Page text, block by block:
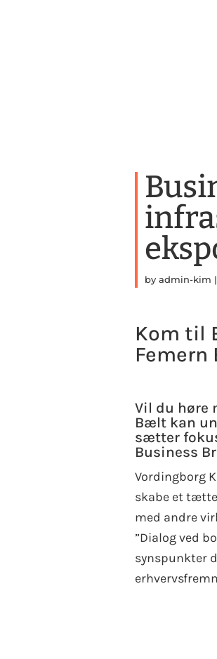
by admin-kim |
Kom til
Femern
Vil du høre
Bælt kan
sætter
Business
Vordingborg
skabe et
med andre
”Dialog ved
synspunkter